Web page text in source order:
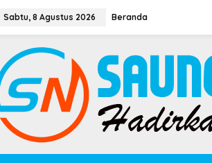
Sabtu, 8 Agustus 2026 Beranda